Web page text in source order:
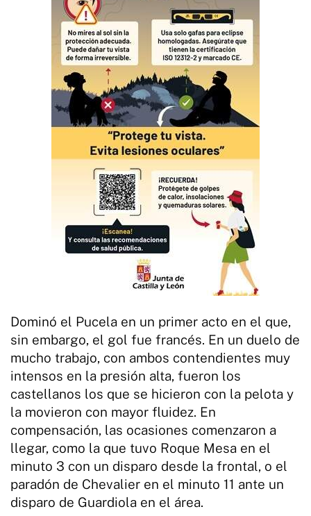
Dominó el Pucela en un primer acto en el que,
sin embargo, el gol fue francés. En un duelo de
mucho trabajo, con ambos contendientes muy
intensos en la presión alta, fueron los
castellanos los que se hicieron con la pelota y
la movieron con mayor fluidez. En
compensación, las ocasiones comenzaron a
llegar, como la que tuvo Roque Mesa en el
minuto 3 con un disparo desde la frontal, o el
paradón de Chevalier en el minuto 11 ante un
disparo de Guardiola en el área.